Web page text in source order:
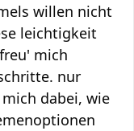
willen nicht
leichtigkeit
mich
nur
dabei, wie